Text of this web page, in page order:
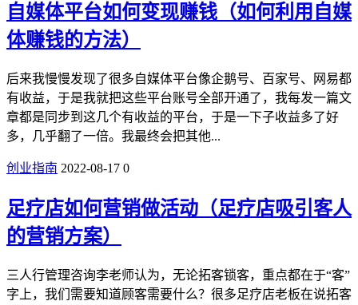
自媒体平台如何变现赚钱（如何利用自媒
体赚钱的方法）
后来我慢慢发现了很多自媒体平台像企鹅号、百家号、网易都
有收益，于是我就把这些平台账号全部开通了，我每发一篇文
章都是同步到这几个有收益的平台，于是一下子收益多了好
多，几乎翻了一倍。我最终会把其他...
创业指南 2022-08-17 0
足疗店如何营销做活动（足疗店吸引客人
的营销方案）
三人行管理咨询李老师认为，无论拓客锁客，重点都在于“客”
字上，我们需要知道顾客需要什么？很多足疗店老板在说拓客